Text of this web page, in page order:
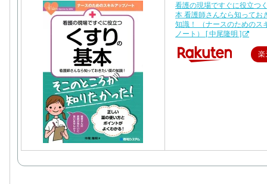
看護の現場ですぐに役立つ
本 看護師さんなら知ってお
知識！ （ナースのためのス
ノート） [ 中尾隆明 ]
楽